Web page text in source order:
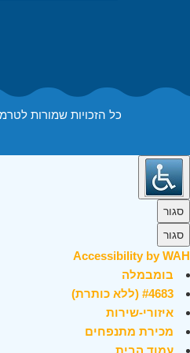
כל הזכויות שמורות
סגור
סגור
Accessibility by WAH
בומבמלה
#4683 (ללא כותרת)
איזורי-שירות
מכירת מתנפחים
עמוד הבית